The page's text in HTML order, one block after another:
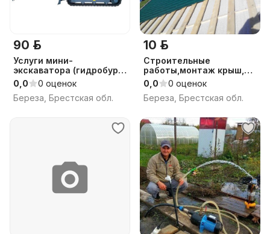
90 р.
Услуги мини-
экскаватора (гидробур
гидромолот) в БЕРЁЗЕ
0,0
0 оценок
Береза, Брестская обл.
10 р.
Строительные
работы,монтаж крыш,
доборные элементы
0,0
0 оценок
Береза, Брестская обл.